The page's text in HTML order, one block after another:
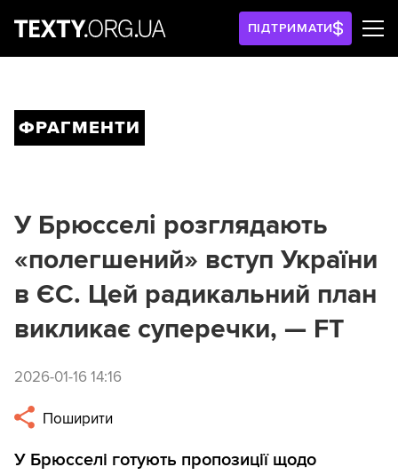
ПІДТРИМАТИ
ФРАГМЕНТИ
У Брюсселі розглядають
«полегшений» вступ України
в ЄС. Цей радикальний план
викликає суперечки, — FT
2026-01-16 14:16
Поширити
У Брюсселі готують пропозиції щодо